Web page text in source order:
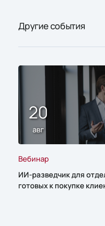
Другие события
20
авг
Вебинар
ИИ-разведчик для
готовых к покупке